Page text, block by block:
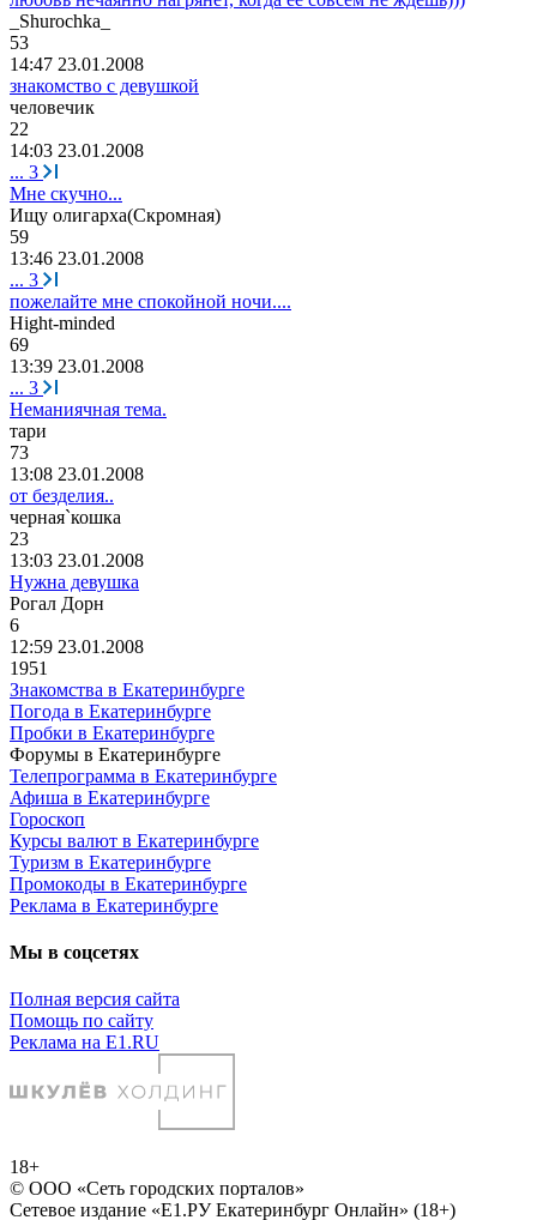
_Shurochka_
53
14:47 23.01.2008
знакомство с девушкой
человечик
22
14:03 23.01.2008
... 3
Мне скучно...
Ищу олигарха(Скромная)
59
13:46 23.01.2008
... 3
пожелайте мне спокойной ночи....
Hight-minded
69
13:39 23.01.2008
... 3
Неманиячная тема.
тaри
73
13:08 23.01.2008
от безделия..
черная`кошка
23
13:03 23.01.2008
Нужна девушка
Рогал Дорн
6
12:59 23.01.2008
1951
Знакомства в Екатеринбурге
Погода в Екатеринбурге
Пробки в Екатеринбурге
Форумы в Екатеринбурге
Телепрограмма в Екатеринбурге
Афиша в Екатеринбурге
Гороскоп
Курсы валют в Екатеринбурге
Туризм в Екатеринбурге
Промокоды в Екатеринбурге
Реклама в Екатеринбурге
Мы в соцсетях
Полная версия сайта
Помощь по сайту
Реклама на E1.RU
18+
© ООО «Сеть городских порталов»
Сетевое издание «Е1.РУ Екатеринбург Онлайн» (18+)